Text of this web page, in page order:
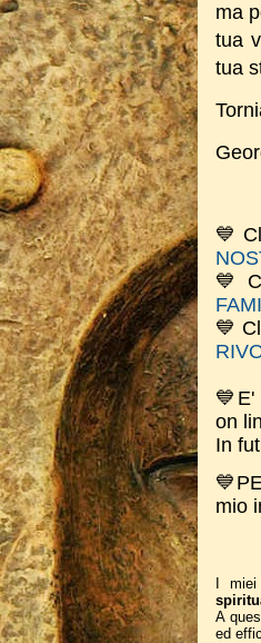
ma
tua
tua
💙
💙E'
on
In
mio
I
A
ed